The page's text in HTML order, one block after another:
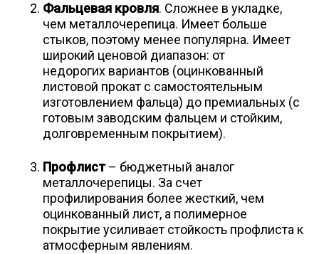
Фальцевая кровля. Сложнее в укладке,
чем металлочерепица. Имеет больше
стыков, поэтому менее популярна. Имеет
широкий ценовой диапазон: от
недорогих вариантов (оцинкованный
листовой прокат с самостоятельным
изготовлением фальца) до премиальных (с
готовым заводским фальцем и стойким,
долговременным покрытием).
Профлист– бюджетный аналог
металлочерепицы. За счет
профилирования более жесткий, чем
оцинкованный лист, а полимерное
покрытие усиливает стойкость профлиста к
атмосферным явлениям.